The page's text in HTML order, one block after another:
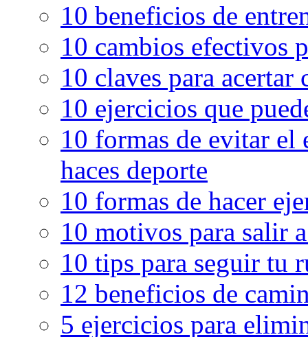
10 beneficios de
10 cambios efectivos
10 claves para
10 ejercicios que
10 formas de evitar
haces deporte
10 formas de hacer
10 motivos para salir
10 tips para seguir tu
12 beneficios de
5 ejercicios para